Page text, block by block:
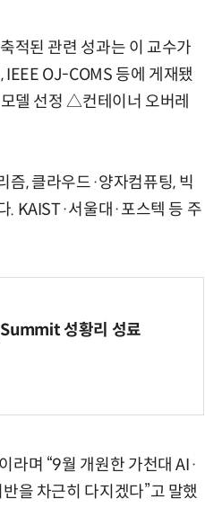
적된 관련 성과는 이 교수가
OJ-COMS 등에 게재됐
델 선정 △컨테이너 오버레
즘, 클라우드·양자컴퓨팅, 빅
. KAIST·서울대·포스텍 등 주
성황리 성료
라며 “9월 개원한 가천대 AI·
을 차근히 다지겠다”고 말했